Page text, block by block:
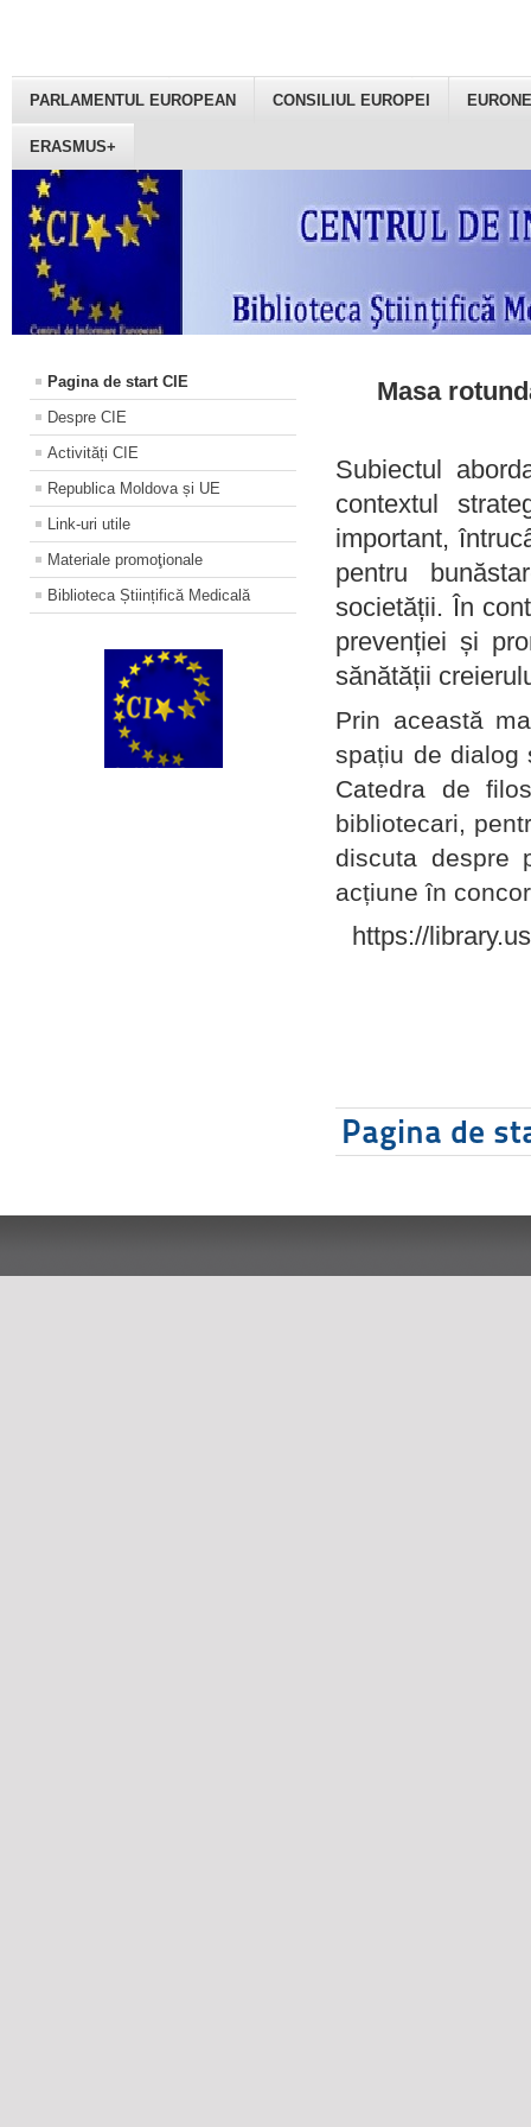
PARLAMENTUL EUROPEAN CONSILIUL EUROPEI
ERASMUS+
Pagina de start CIE
Despre CIE
Activități CIE
Republica Moldova și UE
Link-uri utile
Materiale promoţionale
Biblioteca Științifică Medicală
Masa
Subiectul
contextul
important,
pentru
societății. În
prevenției și
sănătății
Prin această
spațiu de dialog
Catedra de
bibliotecari,
discuta despre
acțiune în
https://
Pagina de